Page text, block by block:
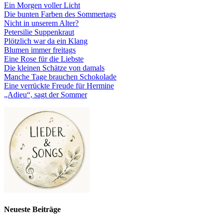
Ein Morgen voller Licht
Die bunten Farben des Sommertags
Nicht in unserem Alter?
Petersilie Suppenkraut
Plötzlich war da ein Klang
Blumen immer freitags
Eine Rose für die Liebste
Die kleinen Schätze von damals
Manche Tage brauchen Schokolade
Eine verrückte Freude für Hermine
„Adieu“, sagt der Sommer
Neueste Beiträge